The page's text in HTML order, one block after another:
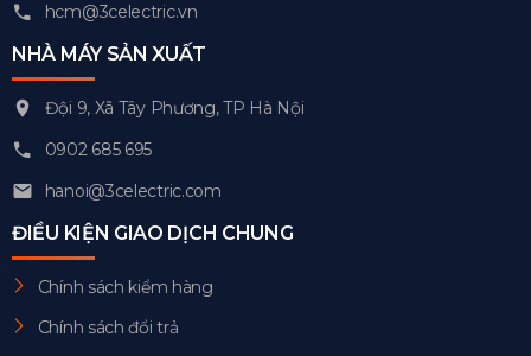
hcm@3celectric.vn
NHÀ MÁY SẢN XUẤT
Đội 9, Xã Tây Phương, TP Hà Nội
0902 685 695
hanoi@3celectric.com
ĐIỀU KIỆN GIAO DỊCH CHUNG
Chính sách kiểm hàng
Chính sách đổi trả